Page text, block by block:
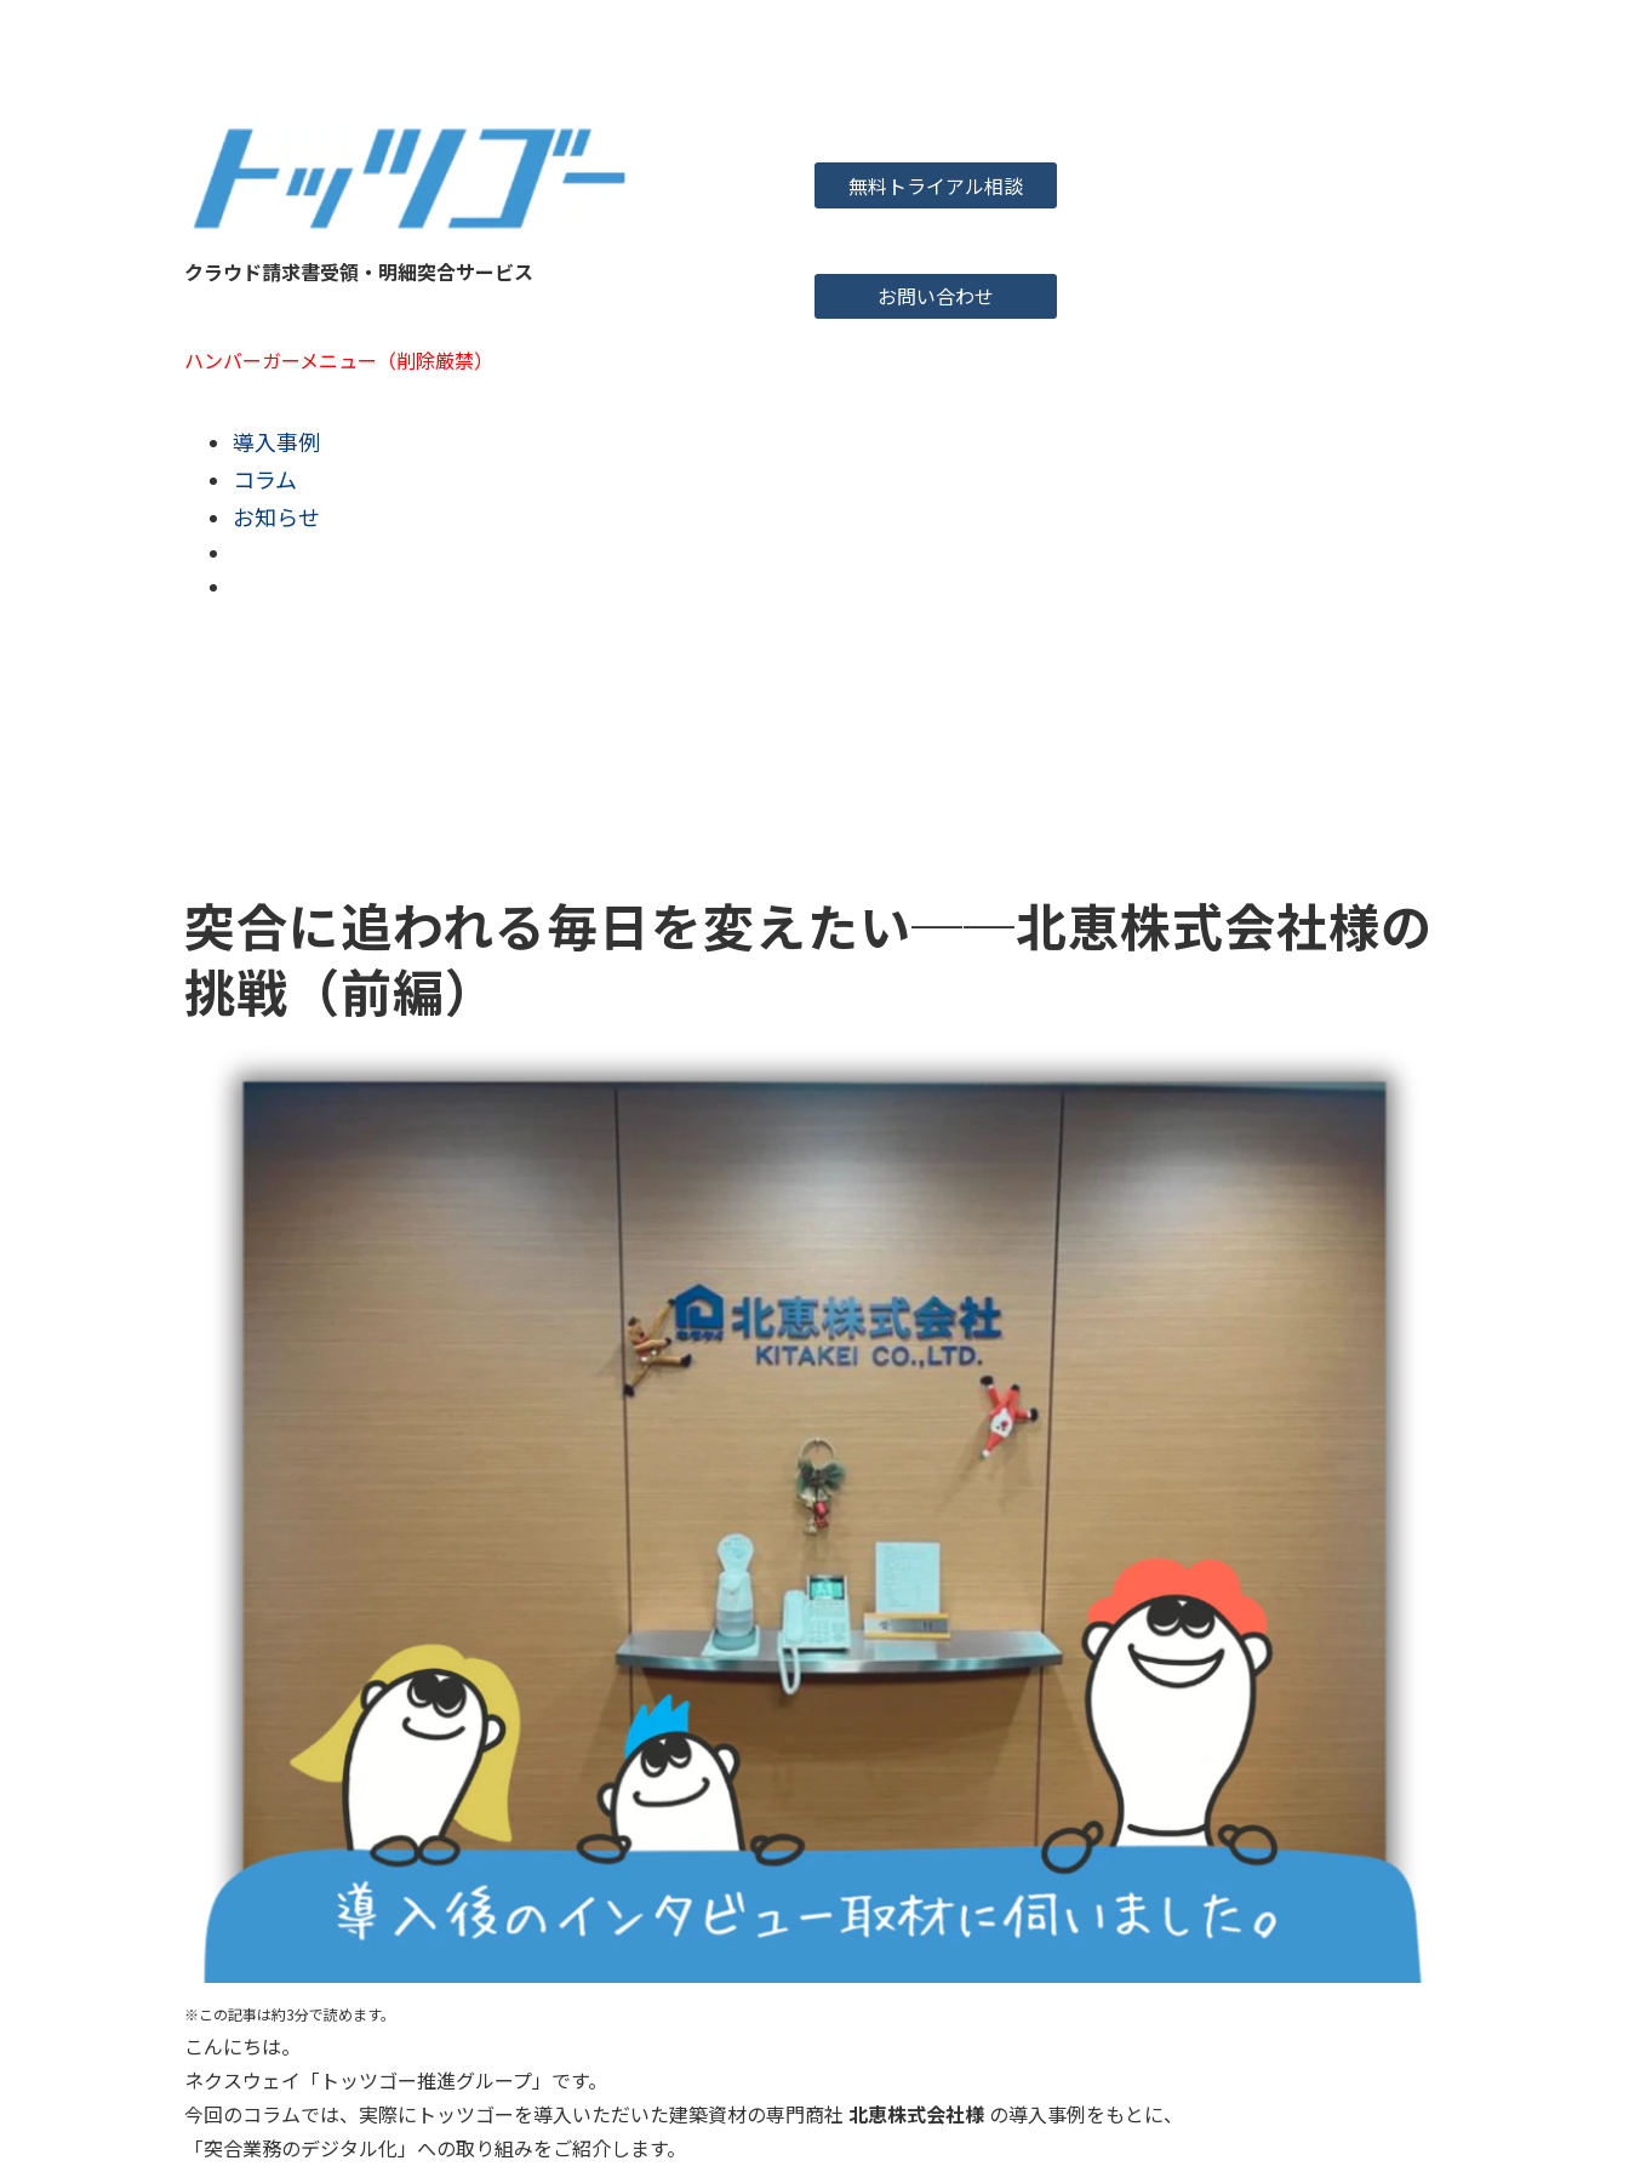
クラウド請求書受領・明細突合サービス
無料トライアル相談
お問い合わせ
ハンバーガーメニュー（削除厳禁）
導入事例
コラム
お知らせ
突合に追われる毎日を変えたい──北恵株式会社様の
挑戦（前編）
※この記事は約3分で読めます。
こんにちは。
ネクスウェイ「トッツゴー推進グループ」です。
今回のコラムでは、実際にトッツゴーを導入いただいた建築資材の専門商社 北恵株式会社様 の導入事例をもとに、
「突合業務のデジタル化」への取り組みをご紹介します。